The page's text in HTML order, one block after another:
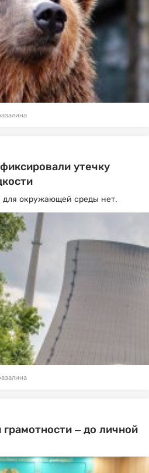
утечку
для окружающей среды нет.
– до личной